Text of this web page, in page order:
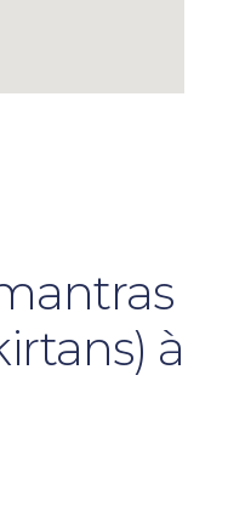
à